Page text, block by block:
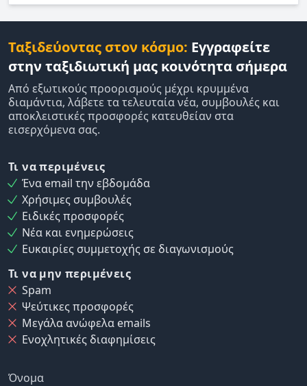
Ταξιδεύοντας στον κόσμο: Εγγραφείτε
στην ταξιδιωτική μας κοινότητα σήμερα
Από εξωτικούς προορισμούς μέχρι κρυμμένα
διαμάντια, λάβετε τα τελευταία νέα, συμβουλές και
αποκλειστικές προσφορές κατευθείαν στα
εισερχόμενα σας.
Τι να περιμένεις
Ένα email την εβδομάδα
Χρήσιμες συμβουλές
Ειδικές προσφορές
Νέα και ενημερώσεις
Ευκαιρίες συμμετοχής σε διαγωνισμούς
Τι να μην περιμένεις
Spam
Ψεύτικες προσφορές
Μεγάλα ανώφελα emails
Ενοχλητικές διαφημίσεις
Όνομα